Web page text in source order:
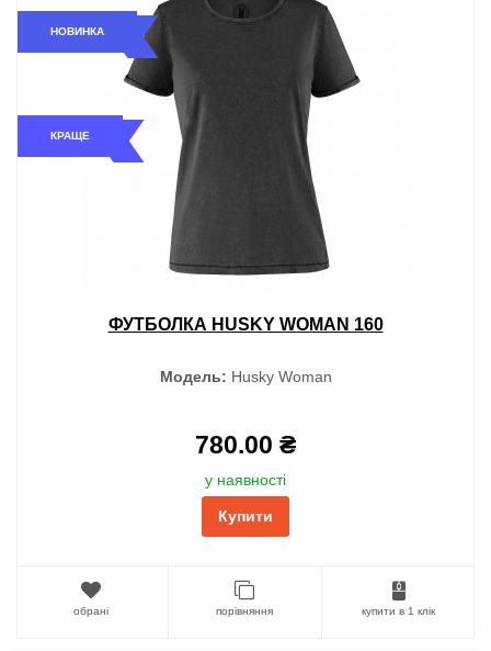
НОВИНКА
КРАЩЕ
ФУТБОЛКА HUSKY WOMAN 160
Модель: Husky Woman
780.00 ₴
у наявності
Купити
обрані порівняння купити в 1 клік